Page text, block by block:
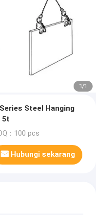
1/1
Steel Hanging
5t
：100 pcs
Hubungi sekarang